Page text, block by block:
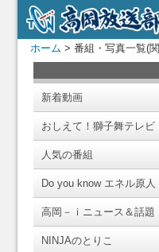
ホーム > 番組・写真一覧(
新着動画
おしえて！獅子舞テレビ
人気の番組
Do you know エネル原人
高岡－ｉニュース＆話題
NINJAのとりこ